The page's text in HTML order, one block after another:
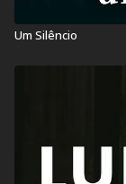
Um Silêncio